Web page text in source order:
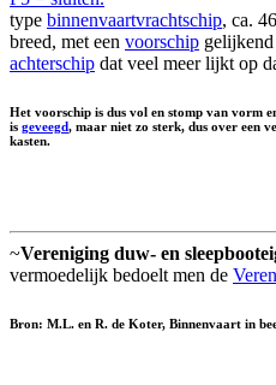
type binnenvaartvrachtschip, ca.
breed, met een voorschip
achterschip dat veel meer lijkt op
Het voorschip is dus vol en stomp van vorm
is geveegd, maar niet zo sterk, dus over een
kasten.
~Vereniging duw- en
vermoedelijk bedoelt men de
Bron: M.L. en R. de Koter, Binnenvaart in